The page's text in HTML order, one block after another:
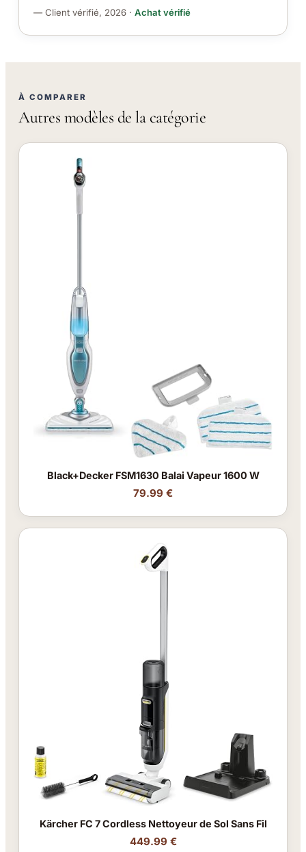
— Client vérifié, 2026 · Achat vérifié
À COMPARER
Autres modèles de la catégorie
Black+Decker FSM1630 Balai Vapeur 1600 W
79.99 €
Kärcher FC 7 Cordless Nettoyeur de Sol Sans Fil
449.99 €